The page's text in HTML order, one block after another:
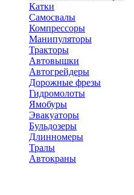
Катки
Самосвалы
Компрессоры
Манипуляторы
Тракторы
Автовышки
Автогрейдеры
Дорожные фрезы
Гидромолоты
Ямобуры
Эвакуаторы
Бульдозеры
Длинномеры
Тралы
Автокраны